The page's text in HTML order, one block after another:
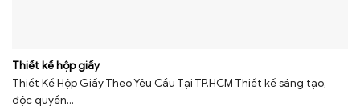
Thiết kế hộp giấy
Thiết Kế Hộp Giấy Theo Yêu Cầu Tại TP.HCM Thiết kế sáng tạo,
độc quyền...